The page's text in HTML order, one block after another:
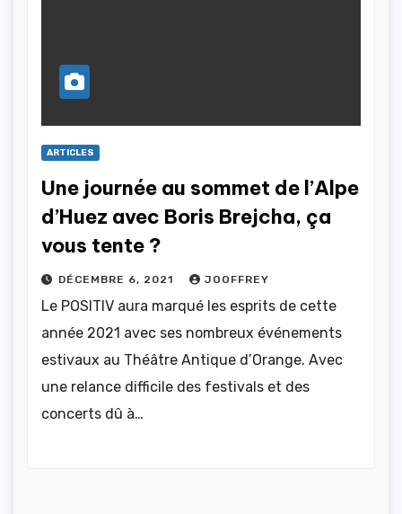
ARTICLES
Une journée au sommet de l’Alpe
d’Huez avec Boris Brejcha, ça
vous tente ?
DÉCEMBRE 6, 2021 JOOFFREY
Le POSITIV aura marqué les esprits de cette
année 2021 avec ses nombreux événements
estivaux au Théâtre Antique d’Orange. Avec
une relance difficile des festivals et des
concerts dû à…